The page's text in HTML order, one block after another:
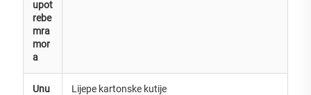
upot
rebe
mra
mor
a
Unu
Lijepe kartonske kutije